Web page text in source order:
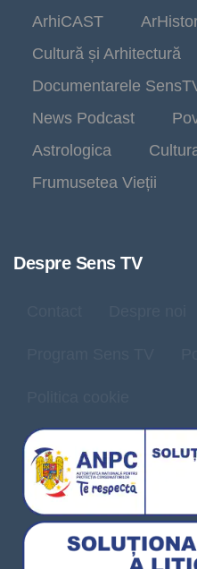
ArhiCAST
Cultură și Arhitectură
Documentarele
News Podcast
Astrologica
Frumusetea Vieții
Despre Sens TV